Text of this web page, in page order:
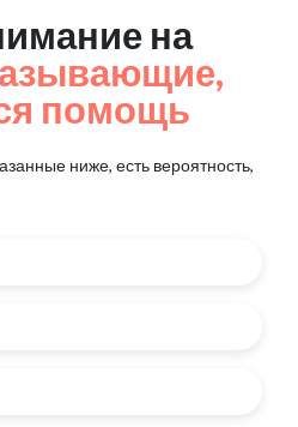
на
помощь
ниже, есть вероятность,